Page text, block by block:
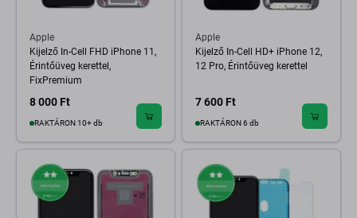
Apple
Kijelző In-Cell FHD iPhone 11,
Érintőüveg kerettel,
FixPremium
8 000 Ft
RAKTÁRON 10+ db
Apple
Kijelző In-Cell HD+ iPhone 12,
12 Pro, Érintőüveg kerettel
7 600 Ft
RAKTÁRON 6 db